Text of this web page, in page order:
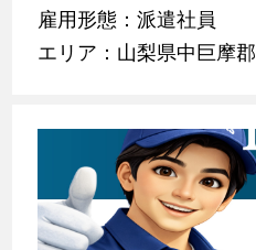
雇用形態：派遣社員
エリア：山梨県中巨摩郡